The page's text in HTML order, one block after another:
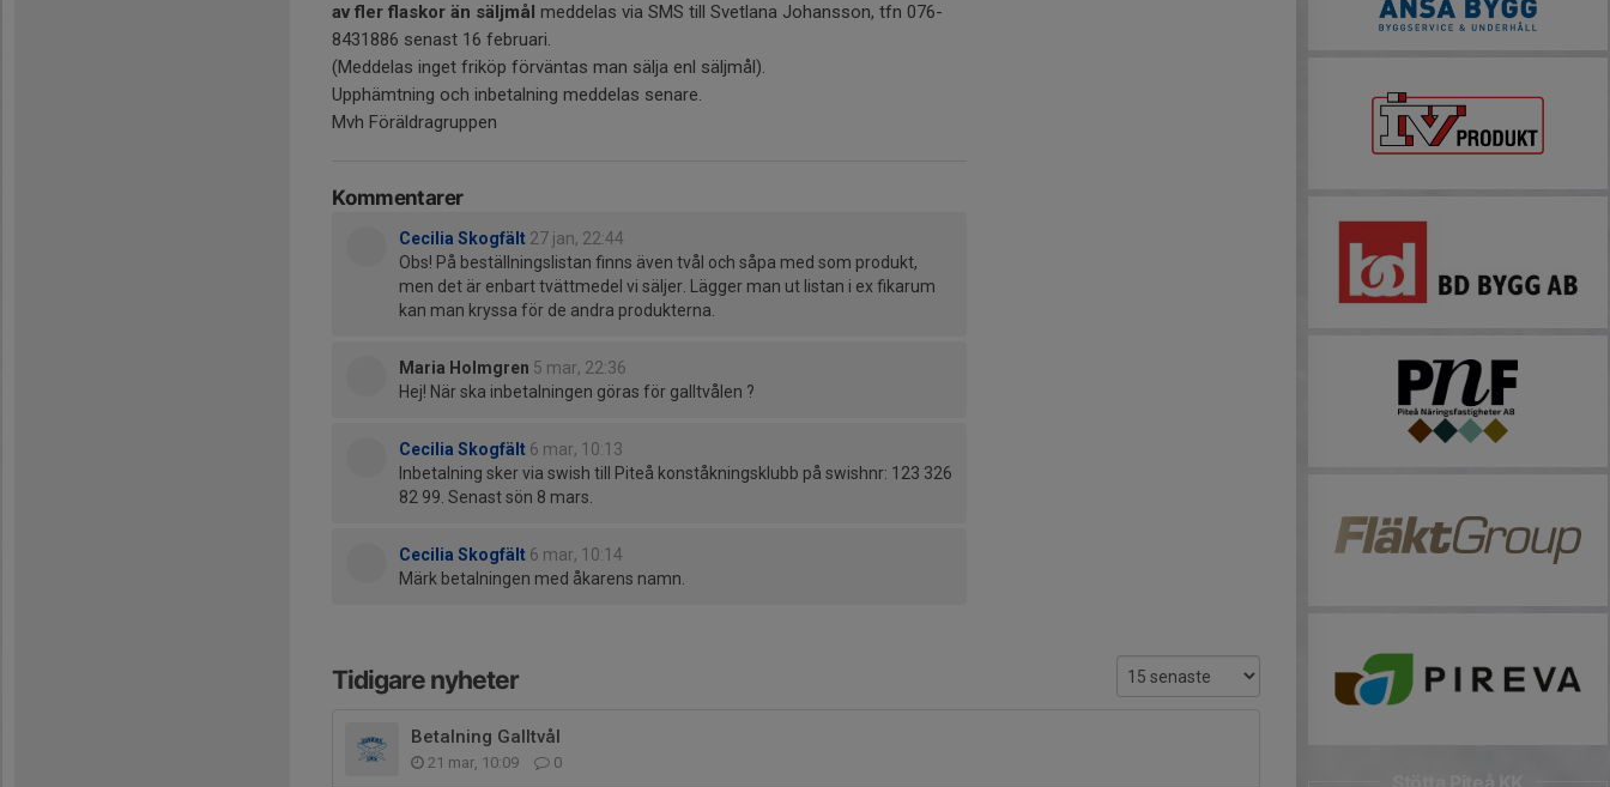
av fler flaskor än säljmål meddelas via SMS till Svetlana Johansson, tfn 076-
8431886 senast 16 februari.
(Meddelas inget friköp förväntas man sälja enl säljmål).
Upphämtning och inbetalning meddelas senare.
Mvh Föräldragruppen
Kommentarer
Cecilia Skogfält 27 jan, 22:44
Obs! På beställningslistan finns även tvål och såpa med som produkt,
men det är enbart tvättmedel vi säljer. Lägger man ut listan i ex fikarum
kan man kryssa för de andra produkterna.
Maria Holmgren 5 mar, 22:36
Hej! När ska inbetalningen göras för galltvålen ?
Cecilia Skogfält 6 mar, 10:13
Inbetalning sker via swish till Piteå konståkningsklubb på swishnr: 123 326
82 99. Senast sön 8 mars.
Cecilia Skogfält 6 mar, 10:14
Märk betalningen med åkarens namn.
Tidigare nyheter
Betalning Galltvål
21 mar, 10:09 0